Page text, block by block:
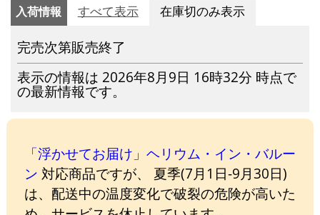
入荷情報 すべて表示 在庫切のみ表示
完売次第販売終了
表示の情報は 2026年8月9日 16時32分 時点で
の最新情報です。
「浮かせてお届け」ヘリウム・イン・バルー
ン 対応商品ですが、 夏季(7月1日-9月30日)
は、配送中の温度変化で破裂の危険が高いた